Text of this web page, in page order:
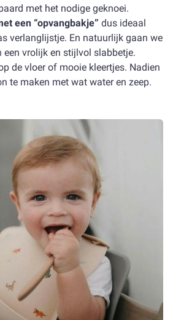
met het nodige geknoei.
een “opvangbakje” dus ideaal
verlanglijstje. En natuurlijk gaan we
een vrolijk en stijlvol slabbetje.
de vloer of mooie kleertjes. Nadien
te maken met wat water en zeep.